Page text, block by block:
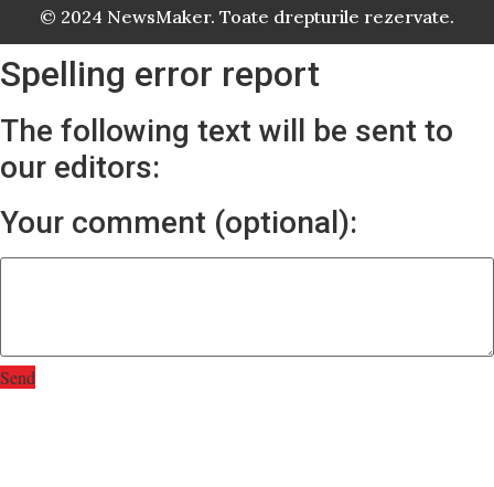
© 2024 NewsMaker. Toate drepturile rezervate.
Spelling error report
The following text will be sent to
our editors:
Your comment (optional):
Send